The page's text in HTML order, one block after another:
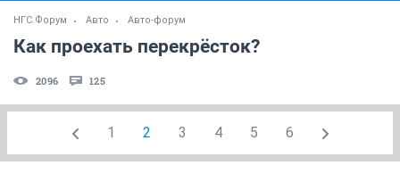
НГС.Форум Авто Авто-форум
Как проехать перекрёсток?
2096 125
1 2 3 4 5 6